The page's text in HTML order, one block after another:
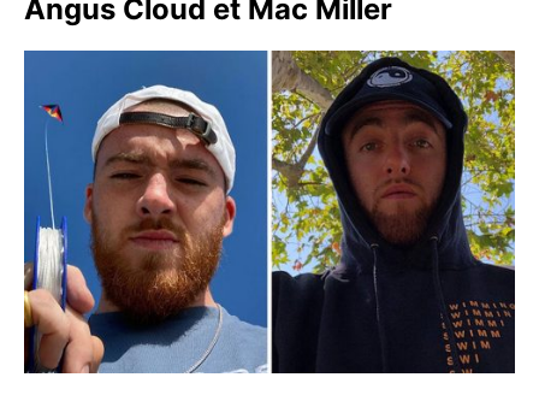
Angus Cloud et Mac Miller